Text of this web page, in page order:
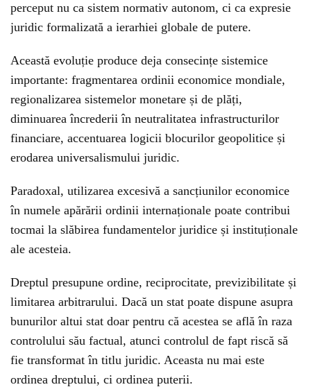
perceput nu ca sistem normativ autonom, ci ca expresie
juridic formalizată a ierarhiei globale de putere.
Această evoluție produce deja consecințe sistemice
importante: fragmentarea ordinii economice mondiale,
regionalizarea sistemelor monetare și de plăți,
diminuarea încrederii în neutralitatea infrastructurilor
financiare, accentuarea logicii blocurilor geopolitice și
erodarea universalismului juridic.
Paradoxal, utilizarea excesivă a sancțiunilor economice
în numele apărării ordinii internaționale poate contribui
tocmai la slăbirea fundamentelor juridice și instituționale
ale acesteia.
Dreptul presupune ordine, reciprocitate, previzibilitate și
limitarea arbitrarului. Dacă un stat poate dispune asupra
bunurilor altui stat doar pentru că acestea se află în raza
controlului său factual, atunci controlul de fapt riscă să
fie transformat în titlu juridic. Aceasta nu mai este
ordinea dreptului, ci ordinea puterii.